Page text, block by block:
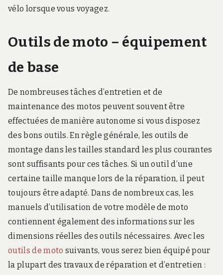
vélo lorsque vous voyagez.
Outils de moto – équipement
de base
De nombreuses tâches d’entretien et de
maintenance des motos peuvent souvent être
effectuées de manière autonome si vous disposez
des bons outils. En règle générale, les outils de
montage dans les tailles standard les plus courantes
sont suffisants pour ces tâches. Si un outil d’une
certaine taille manque lors de la réparation, il peut
toujours être adapté. Dans de nombreux cas, les
manuels d’utilisation de votre modèle de moto
contiennent également des informations sur les
dimensions réelles des outils nécessaires. Avec les
outils de moto suivants, vous serez bien équipé pour
la plupart des travaux de réparation et d’entretien :